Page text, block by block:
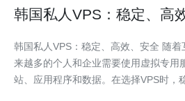
韩国私人VPS：稳定、高
韩国私人VPS：稳定、高效、安全 随着互联网的发展和普及，越
来越多的个人和企业需要使用虚拟专用
站、应用程序和数据。在选择VPS时，